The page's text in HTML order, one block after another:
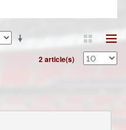
2 article(s)